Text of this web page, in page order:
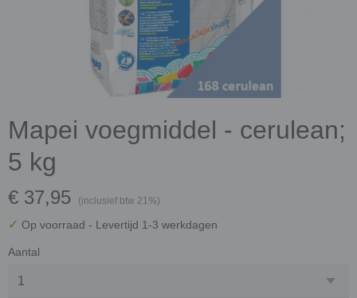
Mapei voegmiddel - cerulean;
5 kg
€ 37,95 (inclusief btw 21%)
✓ Op voorraad - Levertijd 1-3 werkdagen
Aantal